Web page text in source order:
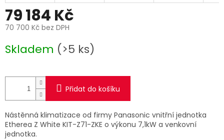
79 184 Kč
70 700 Kč bez DPH
cena:
Skladem (>5 ks)
Přidat do košíku
Nástěnná klimatizace od firmy Panasonic vnitřní jednotka
Etherea Z White KIT-Z71-ZKE o výkonu 7,1kW a venkovní
jednotka.